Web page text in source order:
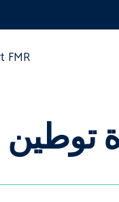
FMR
توطين